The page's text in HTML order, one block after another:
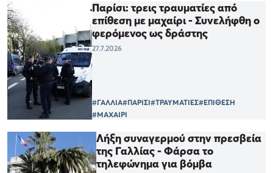
Παρίσι: τρεις τραυματίες από
επίθεση με μαχαίρι - Συνελήφθη ο
φερόμενος ως δράστης
27.7.2026
#ΓΑΛΛΙΑ#ΠΑΡΙΣΙ#ΤΡΑΥΜΑΤΙΕΣ#ΕΠΙΘΕΣΗ
#ΜΑΧΑΙΡΙ
Λήξη συναγερμού στην πρεσβεία
της Γαλλίας - Φάρσα το
τηλεφώνημα για βόμβα